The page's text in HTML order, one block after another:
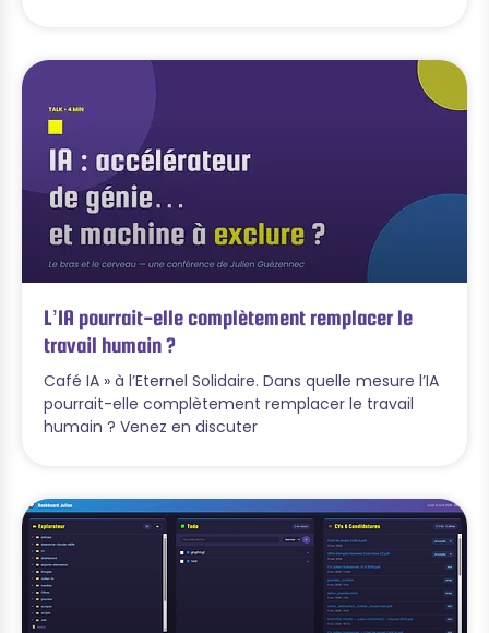
L’IA pourrait-elle complètement remplacer le
travail humain ?
Café IA » à l’Eternel Solidaire. Dans quelle mesure l’IA
pourrait-elle complètement remplacer le travail
humain ? Venez en discuter